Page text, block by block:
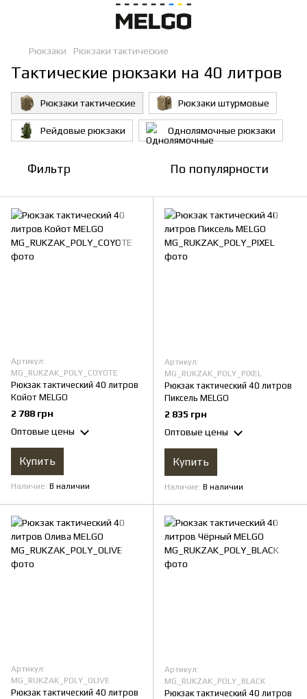
Рюкзаки Рюкзаки тактические
Тактические рюкзаки на 40 литров
Рюкзаки тактические Рюкзаки штурмовые
Рейдовые рюкзаки Однолямочные рюкзаки
Фильтр По популярности
Артикул:
MG_RUKZAK_POLY_COYOTE
Рюкзак тактический 40 литров
Койот MELGO
2 788 грн
Оптовые цены
Купить
Наличие В наличии
Артикул:
MG_RUKZAK_POLY_PIXEL
Рюкзак тактический 40 литров
Пиксель MELGO
2 835 грн
Оптовые цены
Купить
Наличие В наличии
Артикул:
MG_RUKZAK_POLY_OLIVE
Рюкзак тактический 40 литров
Артикул:
MG_RUKZAK_POLY_BLACK
Рюкзак тактический 40 литров